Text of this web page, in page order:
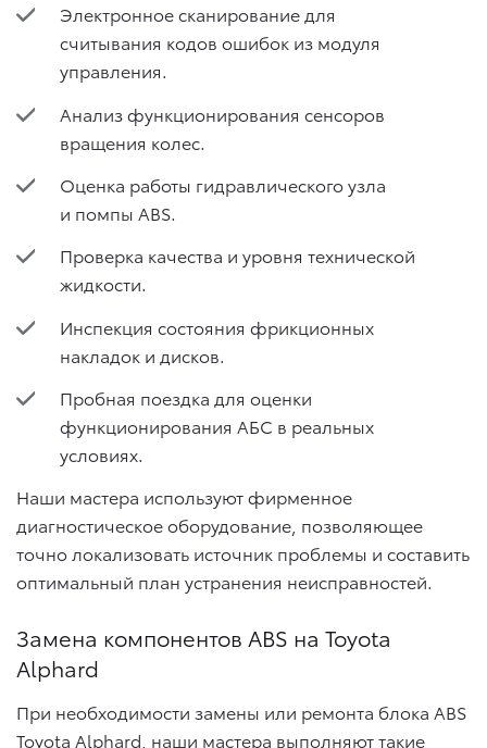
Электронное сканирование для
считывания кодов ошибок из модуля
управления.
Анализ функционирования сенсоров
вращения колес.
Оценка работы гидравлического узла
и помпы ABS.
Проверка качества и уровня технической
жидкости.
Инспекция состояния фрикционных
накладок и дисков.
Пробная поездка для оценки
функционирования АБС в реальных
условиях.
Наши мастера используют фирменное
диагностическое оборудование, позволяющее
точно локализовать источник проблемы и составить
оптимальный план устранения неисправностей.
Замена компонентов ABS на Toyota
Alphard
При необходимости замены или ремонта блока ABS
Toyota Alphard, наши мастера выполняют такие